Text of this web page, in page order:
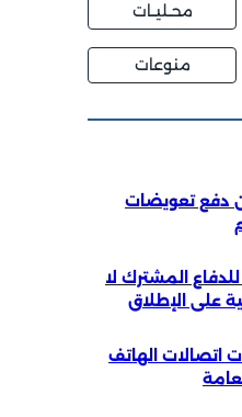
محــليــات
منوعات
دفع تعويضات
المشترك لا
على الإطلاق
الهاتف